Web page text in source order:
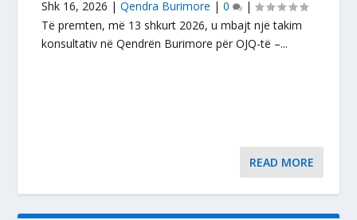
Shk 16, 2026 |Qendra Burimore |0
|
Të premten, më 13 shkurt 2026, u mbajt një takim
konsultativ në Qendrën Burimore për OJQ-të –...
READ MORE